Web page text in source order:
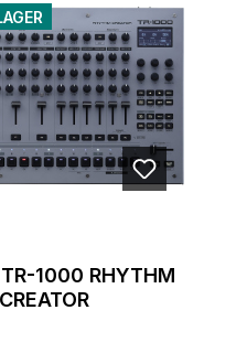
1000 RHYTHM
CREATOR